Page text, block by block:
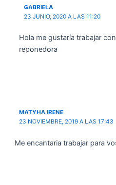
GABRIELA
23 JUNIO, 2020 A LAS 11:20
Hola me gustaría trabajar
reponedora
MATYHA IRENE
23 NOVIEMBRE, 2019 A LAS 17:43
Me encantaria trabajar para